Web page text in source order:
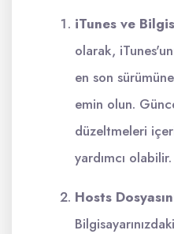
iTunes ve
olarak,
en son
emin olun.
düzeltmeleri
yardımcı olabilir.
Hosts